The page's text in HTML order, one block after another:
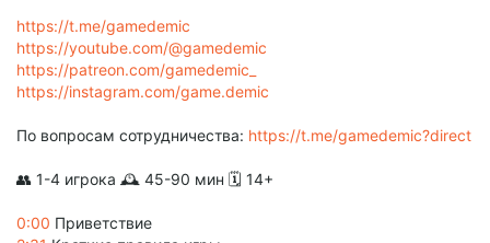
https://t.me/gamedemic
https://youtube.com/@gamedemic
https://patreon.com/gamedemic_
https://instagram.com/game.demic
По вопросам сотрудничества: https://t.me/gamedemic?direct
👥 1-4 игрока 🕰 45-90 мин 🗓️ 14+
0:00 Приветствие